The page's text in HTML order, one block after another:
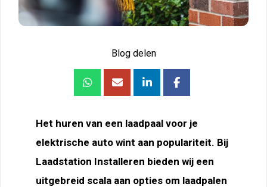
Blog delen
Het huren van een laadpaal voor je
elektrische auto wint aan populariteit. Bij
Laadstation Installeren bieden wij een
uitgebreid scala aan opties om laadpalen